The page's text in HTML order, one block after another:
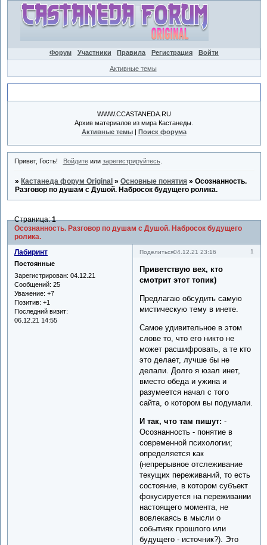
Форум Участники Правила Регистрация Войти
Активные темы
WWW.CCASTANEDA.RU
Архив материалов из мира Кастанеды.
Активные темы| Поиск форума
Привет, Гость! Войдитеили зарегистрируйтесь.
» Кастанеда форум Original »Основные понятия »Осознанность.
Разговор по душам с Душой. Набросок будущего ролика.
Осознанность. Разговор по душам с Душой. Набросок будущего
ролика.
Страница:1
Поделиться 1
04.12.21 23:16
Лабиринт
Постоянные
Зарегистрирован: 04.12.21
Сообщений: 25
Уважение: +7
Позитив: +1
Последний визит:
06.12.21 14:55
Приветствую вех, кто
смотрит этот топик)
Предлагаю обсудить самую
мистическую тему в инете.
Самое удивительное в этом
слове то, что его никто не
может расшифровать, а те кто
это делает, лучше бы не
делали. Долго я юзал инет,
вместо обеда и ужина и
разумеется начал с того
сайта, о котором вы подумали.
И так, что там пишут: -
Осознанность - понятие в
современной психологии;
определяется как
(непрерывное отслеживание
текущих переживаний, то есть
состояние, в котором субъект
фокусируется на переживании
настоящего момента, не
вовлекаясь в мысли о
событиях прошлого или
будущего - источник?). Это